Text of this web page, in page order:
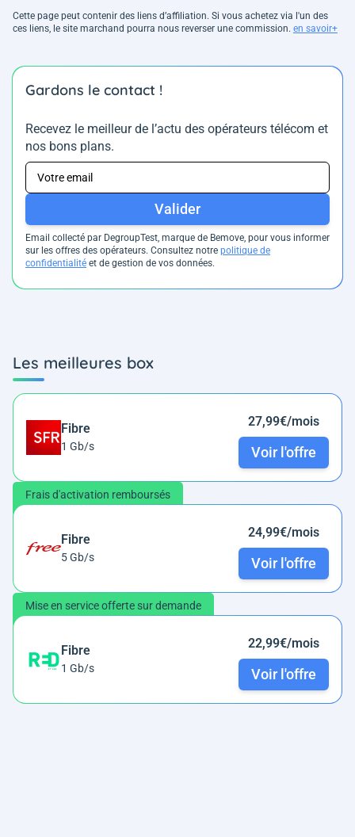
Cette page peut contenir des liens d’affiliation. Si vous achetez via l'un des
ces liens, le site marchand pourra nous reverser une commission. en savoir+
Gardons le contact !
Recevez le meilleur de l’actu des opérateurs télécom et
nos bons plans.
Valider
Email collecté par DegroupTest, marque de Bemove, pour vous informer
sur les offres des opérateurs. Consultez notre politique de
confidentialité et de gestion de vos données.
Les meilleures box
Fibre
1 Gb/s
27,99€/mois
Voir l'offre
Frais d'activation remboursés
Fibre
5 Gb/s
24,99€/mois
Voir l'offre
Mise en service offerte sur demande
Fibre
1 Gb/s
22,99€/mois
Voir l'offre